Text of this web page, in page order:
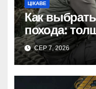
ЦІКАВЕ
Как
похода:
размер
СЕР 7, 2026